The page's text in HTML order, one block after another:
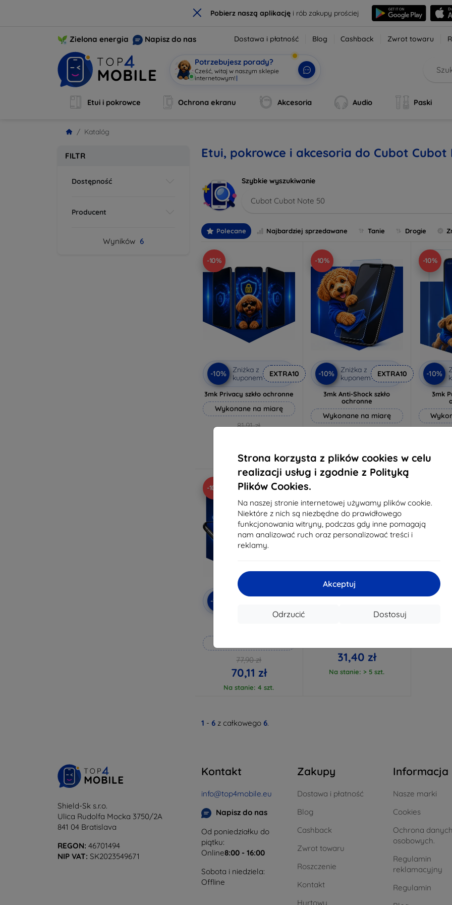
× Pobierz naszą aplikacjęi rób zakupy prościej
Strona korzysta z plików cookies w celu
realizacji usług i zgodnie z Polityką
Plików Cookies.
Na naszej stronie internetowej używamy plików cookie.
Niektóre z nich są niezbędne do prawidłowego
funkcjonowania witryny, podczas gdy inne pomagają
nam analizować ruch oraz personalizować treści i
reklamy.
Akceptuj
Dostosuj
Odrzucić
Zielona energia Napisz do nas Dostawa i płatność Blog Cashback Zwrot towaru
Potrzebujesz porady?
Cześć, witaj w naszym sklepie
internetowym!|
Etui i pokrowce Ochrona ekranu Akcesoria Audio Paski
Katalóg
FILTR
Dostępność
Producent
Wyników 6
Etui, pokrowce i akcesoria do Cubot Cubot
Szybkie wyszukiwanie
Cubot Cubot Note 50
Polecane Najbardziej sprzedawane Tanie Drogie
-10%
-10%
Zniżka z
kuponem
EXTRA10
3mk Privacy szkło ochronne
Wykonane na miarę
81,91 zł
Na stanie: 3 szt.
-10%
-10%
Zniżka z
kuponem
EXTRA10
3mk Anti-Shock szkło
ochronne
Wykonane na miarę
Na stanie: > 5 szt.
-10%
-10%
3mk
Na
-10%
-10%
Zniżka z
77,90 zł
70,11 zł
Na stanie: 4 szt.
Zniżka z
31,40 zł
Na stanie: > 5 szt.
1 - 6 z całkowego 6.
Shield-Sk s.r.o.
Ulica Rudolfa Mocka 3750/2A
841 04 Bratislava
REGON: 46701494
NIP VAT: SK2023549671
Kontakt
info@top4mobile.eu
Napisz do nas
Od poniedziałku do
piątku:
Online8:00 - 16:00
Sobota i niedziela:
Offline
Zakupy
Dostawa i płatność
Blog
Cashback
Zwrot towaru
Roszczenie
Kontakt
Hurtowy
Informacja
Nasze marki
Cookies
Ochrona danych
osobowych.
Regulamin
reklamacyjny
Regulamin